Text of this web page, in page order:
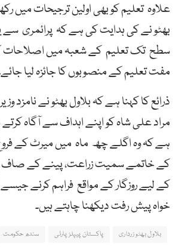
علاوہ تعلیم کو بھی اولین ترجیحات میں
بھٹو نے کی ہدایت کی ہے کہ پرائمری سے
سطح تک تعلیم کے شعبہ میں
مفت تعلیم کے منصوبوں کا جائزہ لیا
ذرائع کا کہنا ہے کہ بلاول بھٹو نے نامزد
مراد علی شاہ کو اپنے اہداف سے آگاہ
ہے کہ وہ اگلے چھ ماہ میں میرٹ کے
کے خاتمے سمیت زراعت، پینے کے صاف
کے لیے روزگار کے مواقع فراہم کرنے
خواہ پیش رفت دیکھنا چاہتے ہیں۔
بلاول بھٹو زرداری پاکستان پیپلز پارٹی سندھ حکومت